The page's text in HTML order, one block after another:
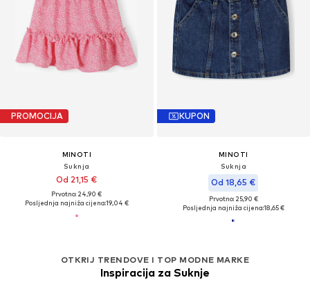
PROMOCIJA
MINOTI
Suknja
Od 21,15 €
Prvotno: 24,90 €
Posljednja najniža cijena:19,04 €
KUPON
MINOTI
Suknja
Od 18,65 €
Prvotno: 25,90 €
Posljednja najniža cijena:18,65 €
OTKRIJ TRENDOVE I TOP MODNE MARKE
Inspiracija za Suknje